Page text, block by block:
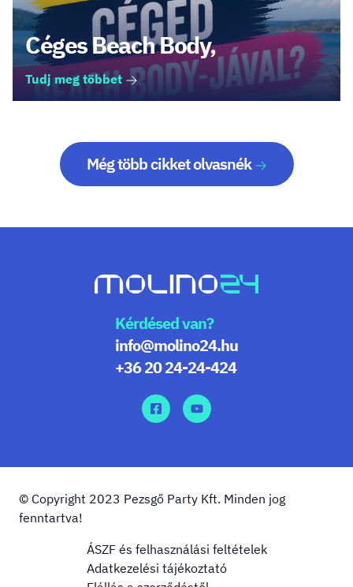
Céges Beach Body,
Tudj meg többet
Még több cikket olvasnék
Kérdésed van?
info@molino24.hu
+36 20 24-24-424
© Copyright 2023 Pezsgő Party Kft. Minden jog
fenntartva!
ÁSZF és felhasználási feltételek
Adatkezelési tájékoztató